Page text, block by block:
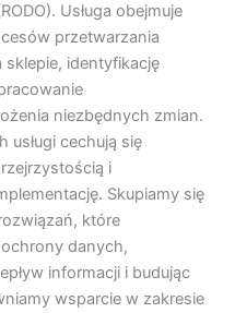
Usługa obejmuje
przetwarzania
identyfikację
niezbędnych zmian.
usługi cechują się
i
Skupiamy się
które
danych,
informacji i budując
wsparcie w zakresie